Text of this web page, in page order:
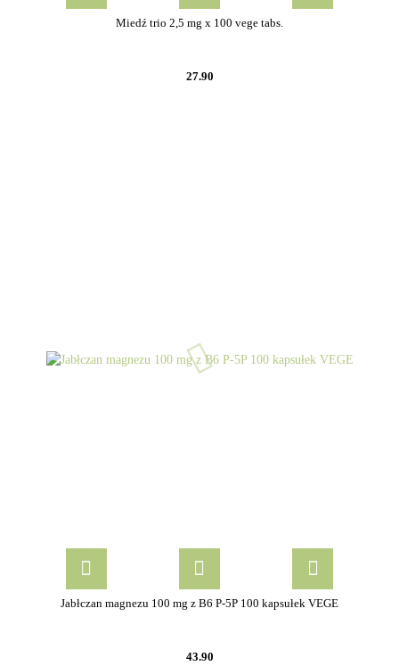
Miedź trio 2,5 mg x 100 vege tabs.
27.90
Jabłczan magnezu 100 mg z B6 P-5P 100 kapsułek VEGE
43.90